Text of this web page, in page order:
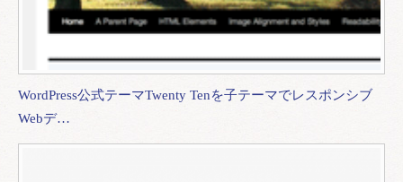
WordPress公式テーマTwenty Tenを子テーマでレスポンシブ
Webデ…